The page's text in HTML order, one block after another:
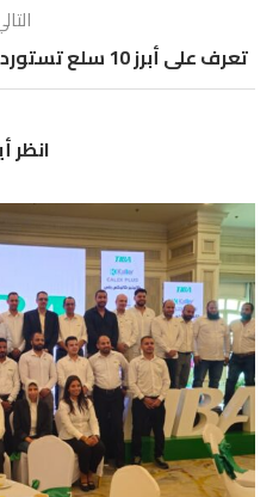
تعرف على أبرز 10 سلع تستوردها وتصدرها مصر إلى روسيا
انظر